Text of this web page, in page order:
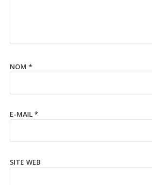
NOM *
E-MAIL *
SITE WEB